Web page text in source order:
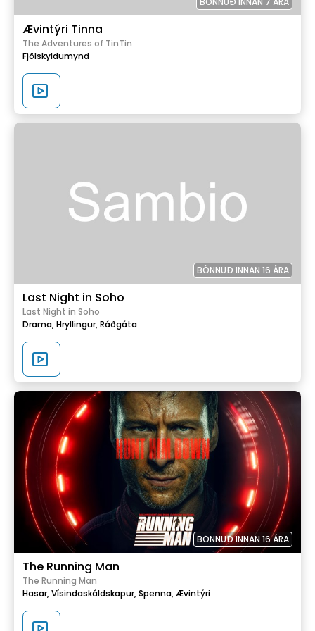
Ævintýri Tinna
The Adventures of TinTin
Fjölskyldumynd
BÖNNUÐ INNAN 16 ÁRA
Last Night in Soho
Last Night in Soho
Drama,Hryllingur,Ráðgáta
BÖNNUÐ INNAN 16 ÁRA
The Running Man
The Running Man
Hasar,Vísindaskáldskapur,Spenna,Ævintýri